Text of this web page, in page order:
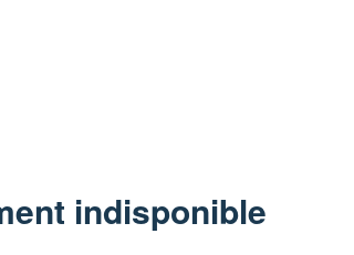
indisponible